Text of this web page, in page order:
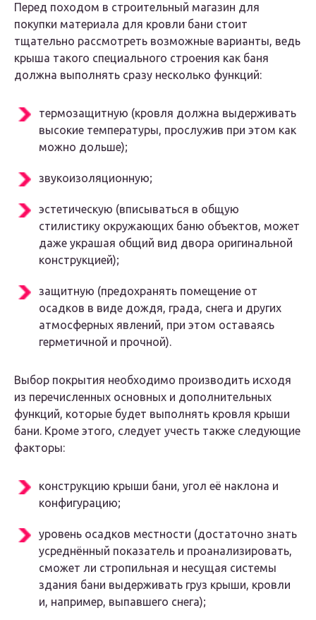
Перед походом в строительный магазин для
покупки материала для кровли бани стоит
тщательно рассмотреть возможные варианты, ведь
крыша такого специального строения как баня
должна выполнять сразу несколько функций:
термозащитную (кровля должна выдерживать
высокие температуры, прослужив при этом как
можно дольше);
звукоизоляционную;
эстетическую (вписываться в общую
стилистику окружающих баню объектов, может
даже украшая общий вид двора оригинальной
конструкцией);
защитную (предохранять помещение от
осадков в виде дождя, града, снега и других
атмосферных явлений, при этом оставаясь
герметичной и прочной).
Выбор покрытия необходимо производить исходя
из перечисленных основных и дополнительных
функций, которые будет выполнять кровля крыши
бани. Кроме этого, следует учесть также следующие
факторы:
конструкцию крыши бани, угол её наклона и
конфигурацию;
уровень осадков местности (достаточно знать
усреднённый показатель и проанализировать,
сможет ли стропильная и несущая системы
здания бани выдерживать груз крыши, кровли
и, например, выпавшего снега);